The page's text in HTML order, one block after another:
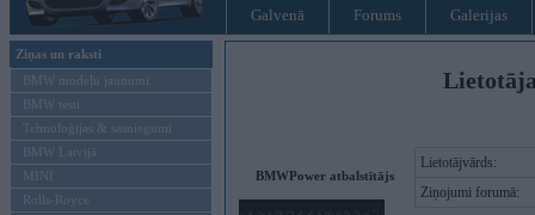
Galvenā Forums Galerijas
Ziņas un raksti
BMW modeļu jaunumi
BMW testi
Tehnoloģijas & sasniegumi
BMW Latvijā
MINI
Rolls-Royce
BMWPower atbalstītājs
Lietotājvārds:
Ziņojumi forumā: